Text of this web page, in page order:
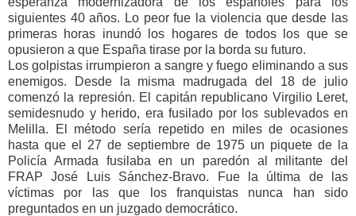
siguientes 40 años. Lo peor fue la violencia que desde las
primeras horas inundó los hogares de todos los que se
opusieron a que España tirase por la borda su futuro.
Los golpistas irrumpieron a sangre y fuego eliminando a sus
enemigos. Desde la misma madrugada del 18 de julio
comenzó la represión. El capitán republicano Virgilio Leret,
semidesnudo y herido, era fusilado por los sublevados en
Melilla. El método sería repetido en miles de ocasiones
hasta que el 27 de septiembre de 1975 un piquete de la
Policía Armada fusilaba en un paredón al militante del
FRAP José Luis Sánchez-Bravo. Fue la última de las
víctimas por las que los franquistas nunca han sido
preguntados en un juzgado democrático.